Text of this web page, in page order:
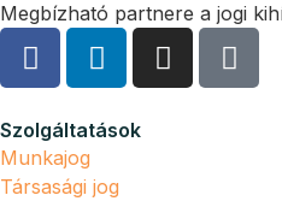
Megbízható partnere a jogi
Szolgáltatások
Munkajog
Társasági jog